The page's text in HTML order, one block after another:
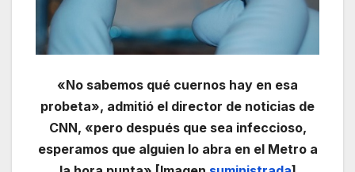
«No sabemos qué cuernos hay en esa
probeta», admitió el director de noticias de
CNN, «pero después que sea infeccioso,
esperamos que alguien lo abra en el Metro a